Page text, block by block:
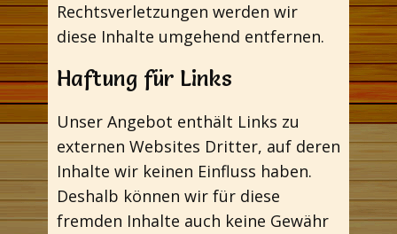
Rechtsverletzungen werden wir
diese Inhalte umgehend entfernen.
Haftung für Links
Unser Angebot enthält Links zu
externen Websites Dritter, auf deren
Inhalte wir keinen Einfluss haben.
Deshalb können wir für diese
fremden Inhalte auch keine Gewähr